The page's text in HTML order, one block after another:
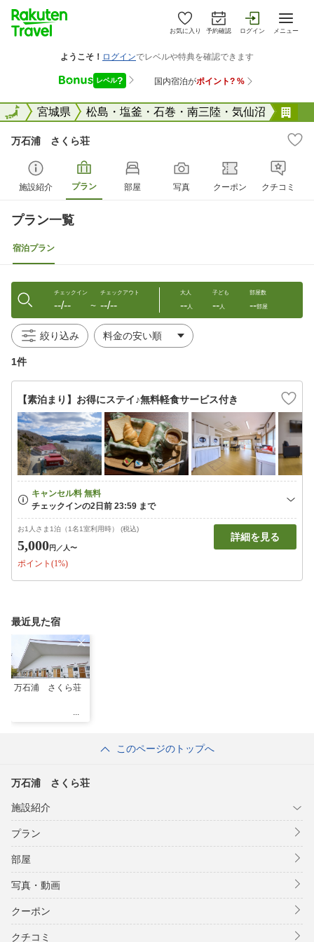
お気に入り 予約確認 ログイン メニュー
全国宮城県 松島・塩釜・石巻・南三陸・気仙沼
全国
万石浦 さくら荘
施設紹介 プラン 部屋 写真 クーポン クチコミ
プラン一覧
宿泊プラン
チェックイン
--/-- 〜
チェックアウト
--/--
大人
--人
子ども
--人
部屋数
--部屋
絞り込み
1件
【素泊まり】お得にステイ♪無料軽食サービス付き
お1人さま1泊（1名1室利用時） (税込)
5,000円 ／人〜
ポイント(1%)
詳細を見る
最近見た宿
万石浦 さくら荘
このページのトップへ
万石浦 さくら荘
施設紹介
プラン
部屋
写真・動画
クーポン
クチコミ